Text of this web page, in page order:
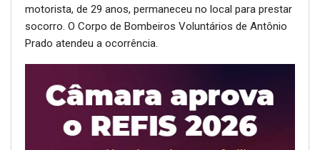
motorista, de 29 anos, permaneceu no local para prestar
socorro. O Corpo de Bombeiros Voluntários de Antônio
Prado atendeu a ocorrência.